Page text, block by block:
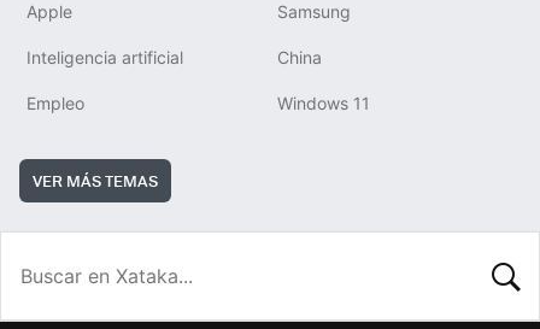
Apple Samsung
Inteligencia artificial China
Empleo Windows 11
VER MÁS TEMAS